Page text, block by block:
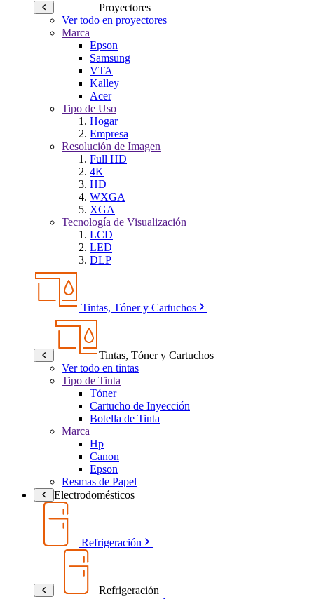
Proyectores
Ver todo en proyectores
Marca
Epson
Samsung
VTA
Kalley
Acer
Tipo de Uso
Hogar
Empresa
Resolución de Imagen
Full HD
4K
HD
WXGA
XGA
Tecnología de Visualización
LCD
LED
DLP
Tintas, Tóner y Cartuchos
Tintas, Tóner y Cartuchos
Ver todo en tintas
Tipo de Tinta
Tóner
Cartucho de Inyección
Botella de Tinta
Marca
Hp
Canon
Epson
Resmas de Papel
Electrodomésticos
Refrigeración
Refrigeración